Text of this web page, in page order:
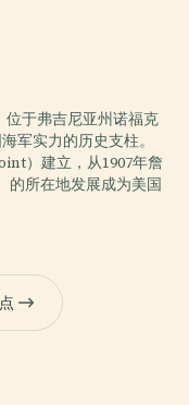
于弗吉尼亚州诺福克
军实力的历史支柱。
）建立，从1907年詹
所在地发展成为美国